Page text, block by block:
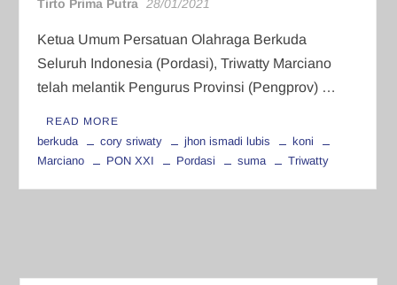
Tirto Prima Putra 28/01/2021
Ketua Umum Persatuan Olahraga Berkuda
Seluruh Indonesia (Pordasi), Triwatty Marciano
telah melantik Pengurus Provinsi (Pengprov) …
READ MORE
berkuda cory sriwaty jhon ismadi lubis
koni
Marciano
PON XXI Pordasi suma Triwatty